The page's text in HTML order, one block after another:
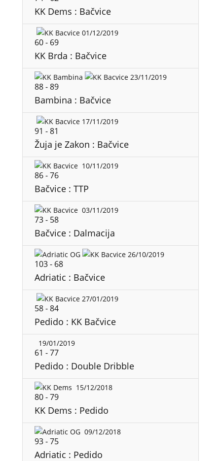
KK Dems : Bačvice
01/12/2019
60- 69
KK Brda : Bačvice
23/11/2019
88-89
Bambina : Bačvice
17/11/2019
91 -81
Žuja je Zakon : Bačvice
10/11/2019
86-76
Bačvice : TTP
03/11/2019
73- 58
Bačvice : Dalmacija
26/10/2019
103- 68
Adriatic : Bačvice
27/01/2019
58-84
Pedido : KK Bačvice
19/01/2019
61 -77
Pedido : Double Dribble
15/12/2018
80-79
KK Dems : Pedido
09/12/2018
93-75
Adriatic : Pedido